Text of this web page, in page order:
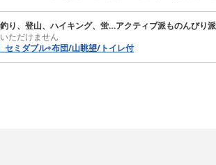
釣り、登山、ハイキング、蛍…アクティブ派ものんびり
ただけません
セミダブル+布団/山眺望/トイレ付
た。